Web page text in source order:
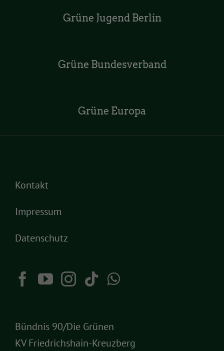
Grüne Jugend Berlin
Grüne Bundesverband
Grüne Europa
Kontakt
Impressum
Datenschutz
Bündnis 90/Die Grünen
KV Friedrichshain-Kreuzberg